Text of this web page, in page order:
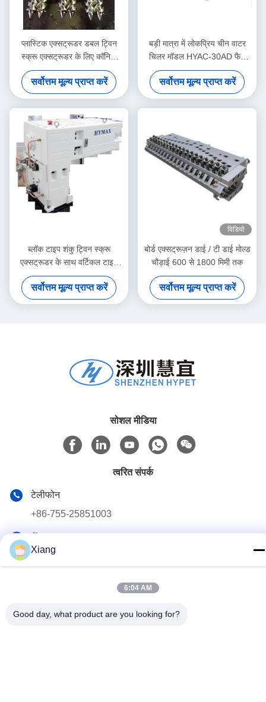
प्लास्टिक एक्सट्रूडर डबल ट्विन
स्क्रू एक्सट्रूडर के लिए कॉनिक
ट्विन स्क्रू और बैरल / द्वि-धातु स्क्रू
और बैरल
सर्वोत्तम मूल्य प्राप्त करें
बड़ी मात्रा में लोकप्रिय चीन वाटर
चिलर मॉडल HYAC-30AD फैन
कूलिंग प्रकार में
सर्वोत्तम मूल्य प्राप्त करें
ब्लॉक टाइप शंकु ट्विन स्क्रू
एक्सट्रूडर के साथ वर्टिकल टाइप
गियर बॉक्स हाई टॉर्क गियर रिड्यूसर
सर्वोत्तम मूल्य प्राप्त करें
विडियो
बोर्ड एक्सट्रूज़न डाई / टी डाई मोल्ड
चौड़ाई 600 से 1800 मिमी तक
सर्वोत्तम मूल्य प्राप्त करें
सोशल मीडिया
त्वरित संपर्क
टेलीफोन
+86-755-25851003
info@hypet.com.cn
रूम 2205 एंजेल बिल्डिंग 4 रोड बागुआ, शेन्ज़ेन, चीन
Xiang
6:04 AM
Good day, what product are you looking for?